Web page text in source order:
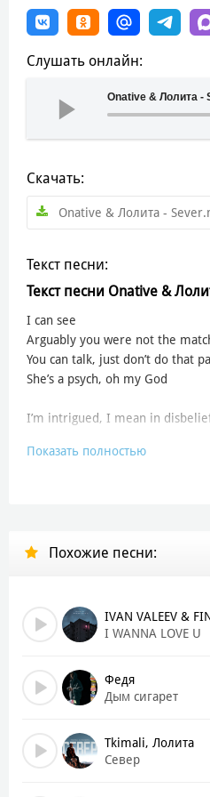
Слушать онлайн:
Onative & Лолита -
Скачать:
Onative & Лолита -
Текст песни:
Текст песни Onative &
I can see
Arguably you were not the
You can talk, just don’t do that
She’s a psych, oh my God
I’m intrigued, I mean in
Hold me, I wanna feel better
Saying “hate you” is harder
Ориентация Север
Я хочу, чтоб ты верил
А я не буду бояться
И мне нужно остаться
Показать полностью
Похожие песни:
IVAN VALEEV &
I WANNA LOVE U
Федя
Дым сигарет
Tkimali, Лолита
Север